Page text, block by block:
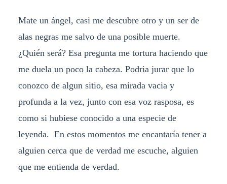
Mate un ángel, casi me descubre otro y un ser de
alas negras me salvo de una posible muerte.
¿Quién será? Esa pregunta me tortura haciendo que
me duela un poco la cabeza. Podria jurar que lo
conozco de algun sitio, esa mirada vacia y
profunda a la vez, junto con esa voz rasposa, es
como si hubiese conocido a una especie de
leyenda. En estos momentos me encantaría tener a
alguien cerca que de verdad me escuche, alguien
que me entienda de verdad.